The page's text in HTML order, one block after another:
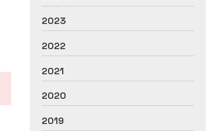
2023
2022
2021
2020
2019